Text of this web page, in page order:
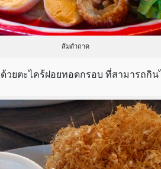
ส้มตำถาด
วยตะไคร้ฝอยทอดกรอบ ที่สามารถกิ